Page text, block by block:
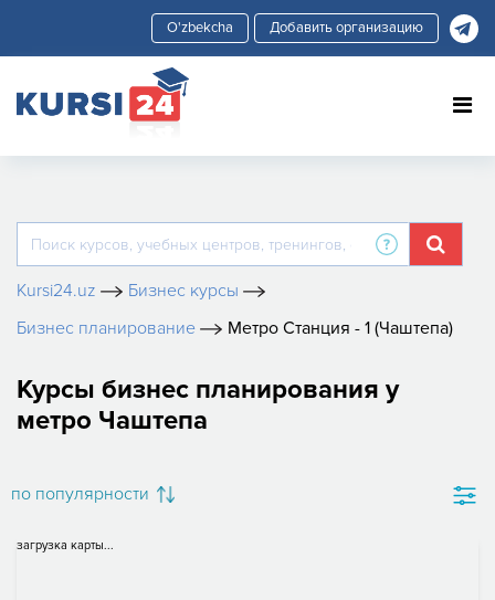
Добавить организацию
Kursi24.uz
Бизнес курсы
Бизнес планирование
Метро Станция - 1 (Чаштепа)
Курсы бизнес планирования у
метро Чаштепа
по популярности
загрузка карты...